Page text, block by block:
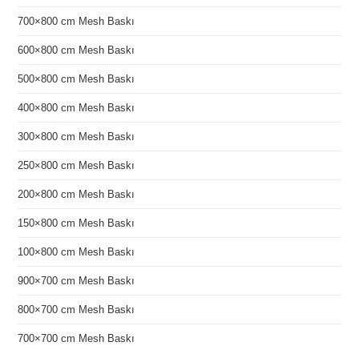
700×800 cm Mesh Baskı
600×800 cm Mesh Baskı
500×800 cm Mesh Baskı
400×800 cm Mesh Baskı
300×800 cm Mesh Baskı
250×800 cm Mesh Baskı
200×800 cm Mesh Baskı
150×800 cm Mesh Baskı
100×800 cm Mesh Baskı
900×700 cm Mesh Baskı
800×700 cm Mesh Baskı
700×700 cm Mesh Baskı